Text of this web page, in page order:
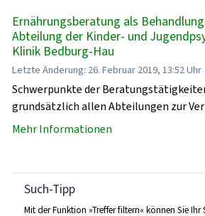
Ernährungsberatung als
Abteilung der Kinder- und
Klinik Bedburg-Hau
Letzte Änderung: 26. Februar 2019, 13:52 Uhr
Schwerpunkte der
grundsätzlich allen Abteilungen zur
Mehr Informationen
Such-Tipp
Mit der Funktion »Treffer filtern« können Sie Ihr